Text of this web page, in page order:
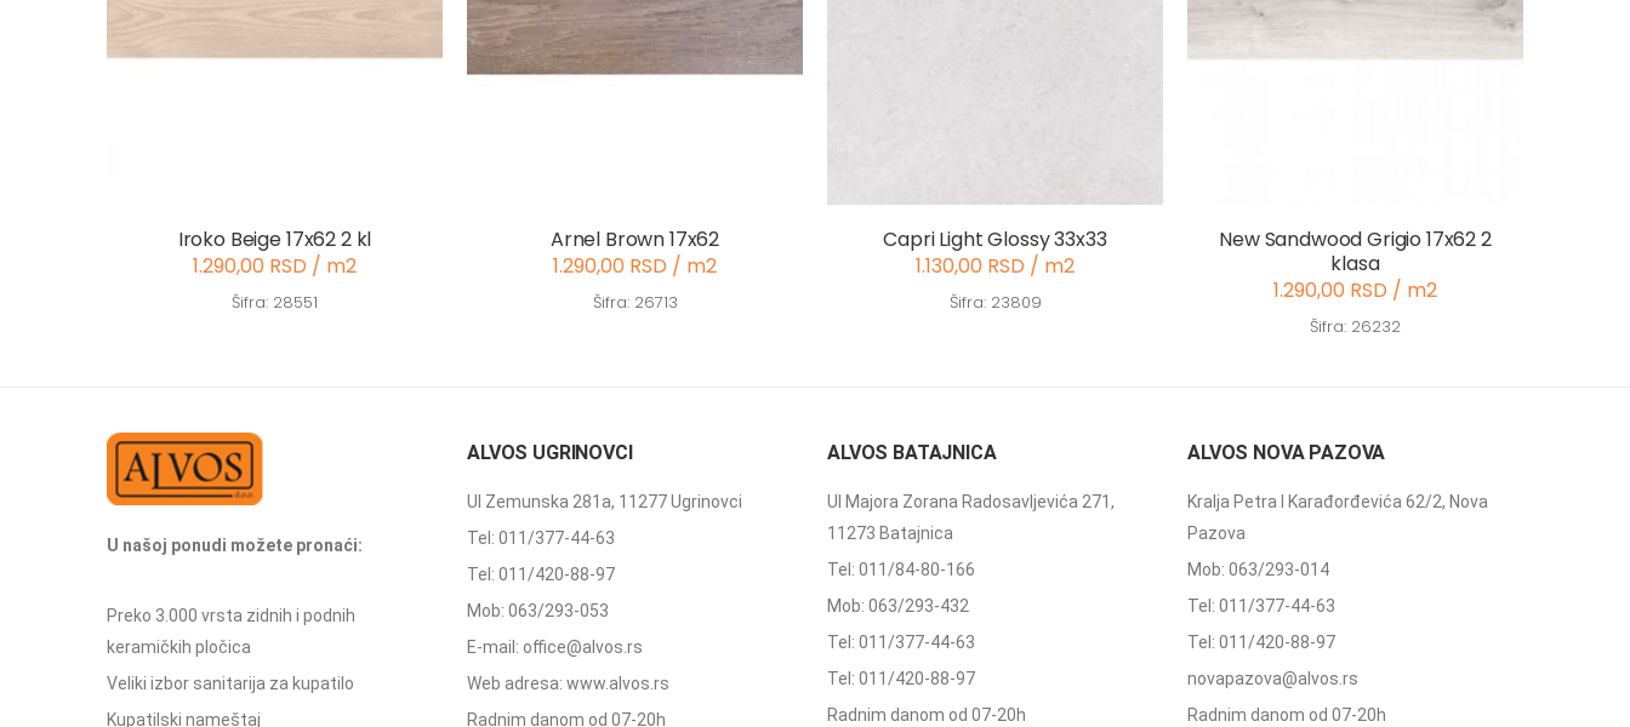
Iroko Beige 17x62 2 kl
1.290,00 RSD / m2
Šifra: 28551
Arnel Brown 17x62
1.290,00 RSD / m2
Šifra: 26713
Capri Light Glossy 33x33
1.130,00 RSD / m2
Šifra: 23809
New Sandwood Grigio 17x62 2
klasa
1.290,00 RSD / m2
Šifra: 26232
U našoj ponudi možete pronaći:
Preko 3.000 vrsta zidnih i podnih
keramičkih pločica
Veliki izbor sanitarija za kupatilo
Kupatilski nameštaj
ALVOS UGRINOVCI
Ul Zemunska 281a, 11277 Ugrinovci
Tel: 011/377-44-63
Tel: 011/420-88-97
Mob: 063/293-053
E-mail: office@alvos.rs
Web adresa: www.alvos.rs
Radnim danom od 07-20h
ALVOS BATAJNICA
Ul Majora Zorana Radosavljevića 271,
11273 Batajnica
Tel: 011/84-80-166
Mob: 063/293-432
Tel: 011/377-44-63
Tel: 011/420-88-97
Radnim danom od 07-20h
ALVOS NOVA PAZOVA
Kralja Petra I Karađorđevića 62/2, Nova
Pazova
Mob: 063/293-014
Tel: 011/377-44-63
Tel: 011/420-88-97
novapazova@alvos.rs
Radnim danom od 07-20h